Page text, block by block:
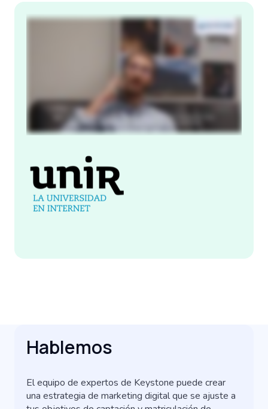
Hablemos
El equipo de expertos de Keystone puede crear
una estrategia de marketing digital que se ajuste a